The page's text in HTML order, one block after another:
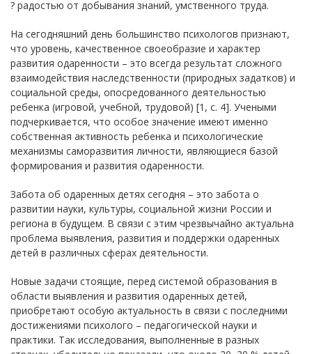
? радостью от добывания знаний, умственного труда.
На сегодняшний день большинство психологов признают,
что уровень, качественное своеобразие и характер
развития одаренности – это всегда результат сложного
взаимодействия наследственности (природных задатков) и
социальной среды, опосредованного деятельностью
ребенка (игровой, учебной, трудовой) [1, с. 4]. Учеными
подчеркивается, что особое значение имеют именно
собственная активность ребенка и психологические
механизмы саморазвития личности, являющиеся базой
формирования и развития одаренности.
Забота об одаренных детях сегодня – это забота о
развитии науки, культуры, социальной жизни России и
региона в будущем. В связи с этим чрезвычайно актуальна
проблема выявления, развития и поддержки одаренных
детей в различных сферах деятельности.
Новые задачи стоящие, перед системой образования в
области выявления и развития одаренных детей,
приобретают особую актуальность в связи с последними
достижениями психолого – педагогической науки и
практики. Так исследования, выполненные в разных